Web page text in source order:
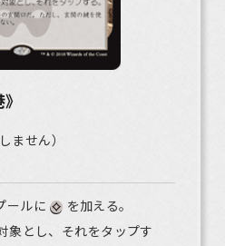
ません）
ールに
を加える。
象とし、それをタップす